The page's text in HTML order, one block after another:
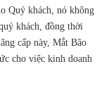
Quý khách, nó không
khách, đồng thời
cấp này, Mắt Bão
cho việc kinh doanh